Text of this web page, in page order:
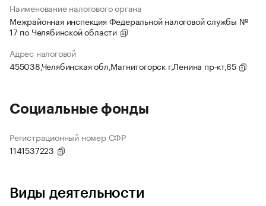
Наименование налогового органа
Межрайонная инспекция Федеральной налоговой службы №
17 по Челябинской области
Адрес налоговой
455038,Челябинская обл,Магнитогорск г,Ленина пр-кт,65
Социальные фонды
Регистрационный номер СФР
1141537223
Виды деятельности